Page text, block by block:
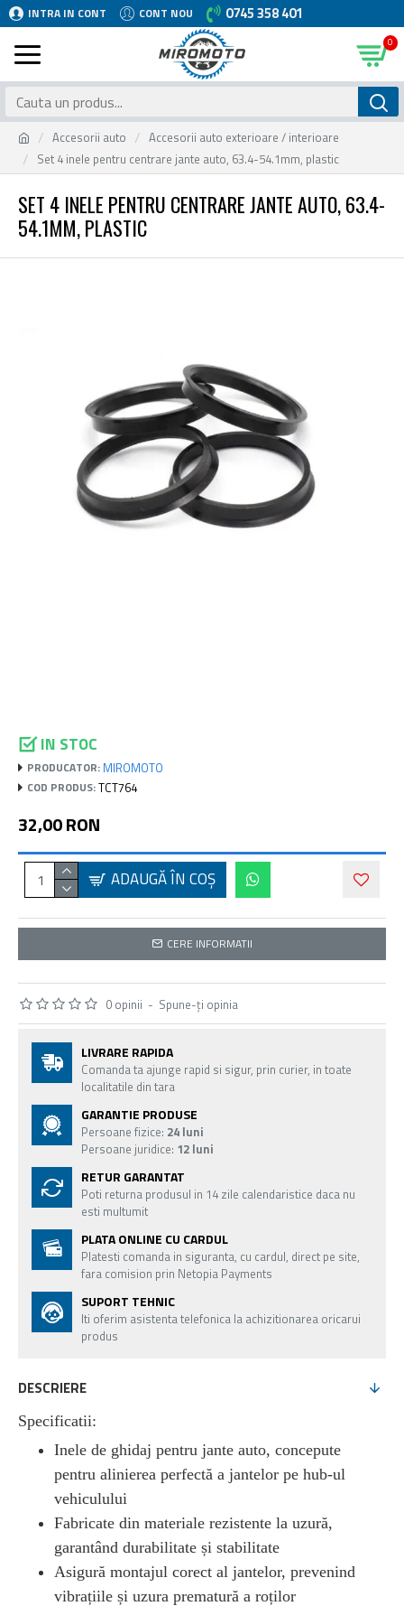
INTRA IN CONT CONT NOU 0745 358 401
0
Accesorii auto
Accesorii auto exterioare / interioare
Set 4 inele pentru centrare jante auto, 63.4-54.1mm, plastic
SET 4 INELE PENTRU CENTRARE JANTE AUTO, 63.4-
54.1MM, PLASTIC
IN STOC
PRODUCATOR: MIROMOTO
COD PRODUS:TCT764
0 opinii - Spune-ţi opinia
32,00 RON
ADAUGĂ ÎN COŞ
CERE INFORMATII
LIVRARE RAPIDA
Comanda ta ajunge rapid si sigur, prin curier, in toate
localitatile din tara
GARANTIE PRODUSE
Persoane fizice: 24 luni
Persoane juridice: 12 luni
RETUR GARANTAT
Poti returna produsul in 14 zile calendaristice daca nu
esti multumit
PLATA ONLINE CU CARDUL
Platesti comanda in siguranta, cu cardul, direct pe site,
fara comision prin Netopia Payments
SUPORT TEHNIC
Iti oferim asistenta telefonica la achizitionarea oricarui
produs
DESCRIERE
Specificatii:
Inele de ghidaj pentru jante auto, concepute
pentru alinierea perfectă a jantelor pe hub-ul
vehiculului
Fabricate din materiale rezistente la uzură,
garantând durabilitate și stabilitate
Asigură montajul corect al jantelor, prevenind
vibrațiile și uzura prematură a roților